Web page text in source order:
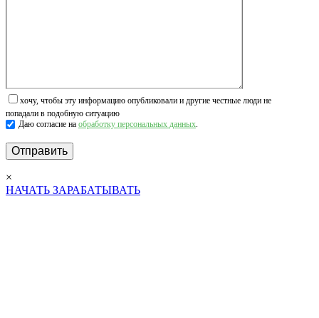
хочу, чтобы эту информацию опубликовали и другие честные люди не
попадали в подобную ситуацию
Даю согласие на обработку персональных данных.
×
НАЧАТЬ ЗАРАБАТЫВАТЬ